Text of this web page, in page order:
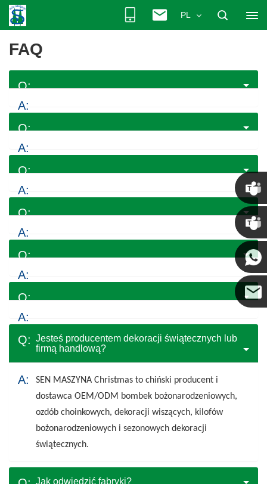
PL
FAQ
Jesteś producentem dekoracji świątecznych lub
firmą handlową?
SEN MASZYNA Christmas to chiński producent i
dostawca OEM/ODM bombek bożonarodzeniowych,
ozdób choinkowych, dekoracji wiszących, kilofów
bożonarodzeniowych i sezonowych dekoracji
świątecznych.
Jak odwiedzić fabryki?
Chris
Kenny